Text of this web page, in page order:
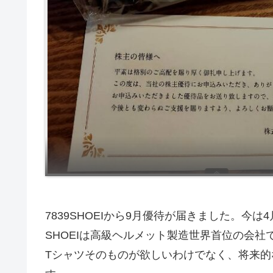
7839SHOEIから9月優待が届きました。今は
SHOEIは高級ヘルメット製造世界首位の会
Tシャツそのものが欲しいわけでなく、将来